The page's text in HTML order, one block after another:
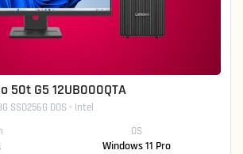
50t G5 12UB000QTA
SSD256G DOS - Intel
OS
Windows 11 Pro